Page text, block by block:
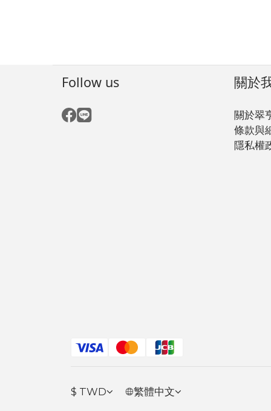
Follow us 關於
關於翠
條款與
隱私權
$ TWD 繁體中文